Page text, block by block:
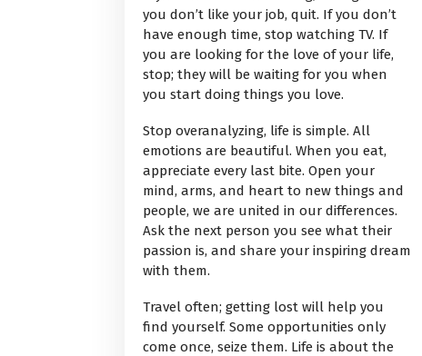
you don’t like your job, quit. If you don’t
have enough time, stop watching TV. If
you are looking for the love of your life,
stop; they will be waiting for you when
you start doing things you love.
Stop overanalyzing, life is simple. All
emotions are beautiful. When you eat,
appreciate every last bite. Open your
mind, arms, and heart to new things and
people, we are united in our differences.
Ask the next person you see what their
passion is, and share your inspiring dream
with them.
Travel often; getting lost will help you
find yourself. Some opportunities only
come once, seize them. Life is about the